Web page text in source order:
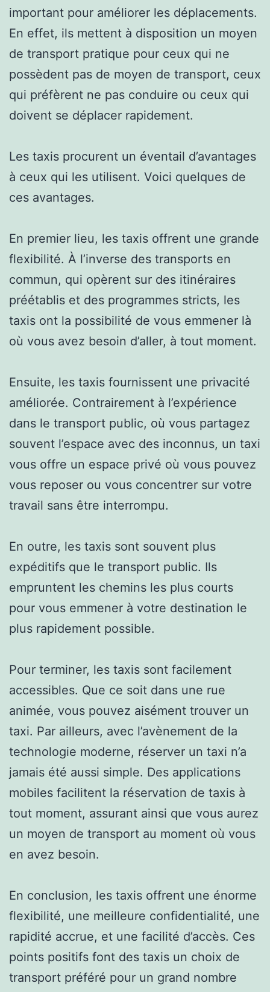
important pour améliorer les déplacements.
En effet, ils mettent à disposition un moyen
de transport pratique pour ceux qui ne
possèdent pas de moyen de transport, ceux
qui préfèrent ne pas conduire ou ceux qui
doivent se déplacer rapidement.
Les taxis procurent un éventail d’avantages
à ceux qui les utilisent. Voici quelques de
ces avantages.
En premier lieu, les taxis offrent une grande
flexibilité. À l’inverse des transports en
commun, qui opèrent sur des itinéraires
préétablis et des programmes stricts, les
taxis ont la possibilité de vous emmener là
où vous avez besoin d’aller, à tout moment.
Ensuite, les taxis fournissent une privacité
améliorée. Contrairement à l’expérience
dans le transport public, où vous partagez
souvent l’espace avec des inconnus, un taxi
vous offre un espace privé où vous pouvez
vous reposer ou vous concentrer sur votre
travail sans être interrompu.
En outre, les taxis sont souvent plus
expéditifs que le transport public. Ils
empruntent les chemins les plus courts
pour vous emmener à votre destination le
plus rapidement possible.
Pour terminer, les taxis sont facilement
accessibles. Que ce soit dans une rue
animée, vous pouvez aisément trouver un
taxi. Par ailleurs, avec l’avènement de la
technologie moderne, réserver un taxi n’a
jamais été aussi simple. Des applications
mobiles facilitent la réservation de taxis à
tout moment, assurant ainsi que vous aurez
un moyen de transport au moment où vous
en avez besoin.
En conclusion, les taxis offrent une énorme
flexibilité, une meilleure confidentialité, une
rapidité accrue, et une facilité d’accès. Ces
points positifs font des taxis un choix de
transport préféré pour un grand nombre